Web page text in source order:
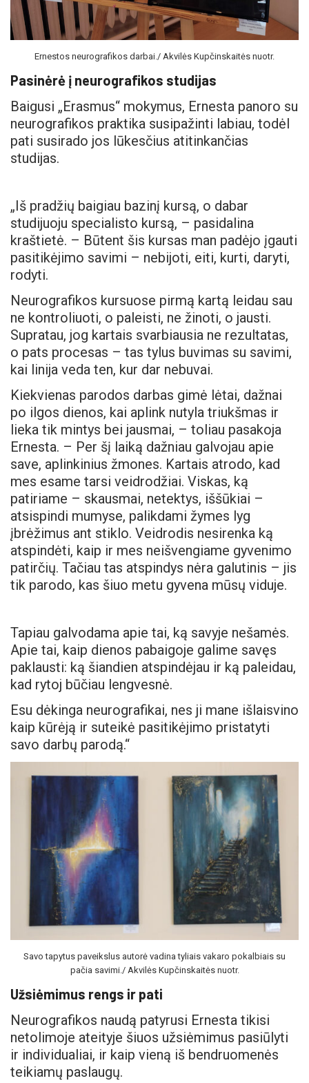
Ernestos neurografikos darbai./ Akvilės Kupčinskaitės nuotr.
Pasinėrė į neurografikos studijas
Baigusi „Erasmus“ mokymus, Ernesta panoro su
neurografikos praktika susipažinti labiau, todėl
pati susirado jos lūkesčius atitinkančias
studijas.
„Iš pradžių baigiau bazinį kursą, o dabar
studijuoju specialisto kursą, – pasidalina
kraštietė. – Būtent šis kursas man padėjo įgauti
pasitikėjimo savimi – nebijoti, eiti, kurti, daryti,
rodyti.
Neurografikos kursuose pirmą kartą leidau sau
ne kontroliuoti, o paleisti, ne žinoti, o jausti.
Supratau, jog kartais svarbiausia ne rezultatas,
o pats procesas – tas tylus buvimas su savimi,
kai linija veda ten, kur dar nebuvai.
Kiekvienas parodos darbas gimė lėtai, dažnai
po ilgos dienos, kai aplink nutyla triukšmas ir
lieka tik mintys bei jausmai, – toliau pasakoja
Ernesta. – Per šį laiką dažniau galvojau apie
save, aplinkinius žmones. Kartais atrodo, kad
mes esame tarsi veidrodžiai. Viskas, ką
patiriame – skausmai, netektys, iššūkiai –
atsispindi mumyse, palikdami žymes lyg
įbrėžimus ant stiklo. Veidrodis nesirenka ką
atspindėti, kaip ir mes neišvengiame gyvenimo
patirčių. Tačiau tas atspindys nėra galutinis – jis
tik parodo, kas šiuo metu gyvena mūsų viduje.
Tapiau galvodama apie tai, ką savyje nešamės.
Apie tai, kaip dienos pabaigoje galime savęs
paklausti: ką šiandien atspindėjau ir ką paleidau,
kad rytoj būčiau lengvesnė.
Esu dėkinga neurografikai, nes ji mane išlaisvino
kaip kūrėją ir suteikė pasitikėjimo pristatyti
savo darbų parodą.“
Savo tapytus paveikslus autorė vadina tyliais vakaro pokalbiais su
pačia savimi./ Akvilės Kupčinskaitės nuotr.
Užsiėmimus rengs ir pati
Neurografikos naudą patyrusi Ernesta tikisi
netolimoje ateityje šiuos užsiėmimus pasiūlyti
ir individualiai, ir kaip vieną iš bendruomenės
teikiamų paslaugų.